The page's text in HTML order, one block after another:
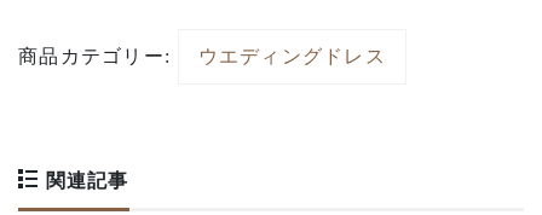
商品カテゴリー: ウエディングドレス
関連記事